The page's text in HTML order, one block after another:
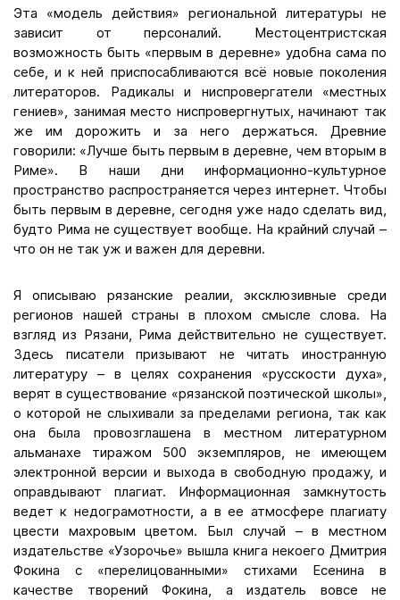
Эта «модель действия» региональной литературы не
зависит от персоналий. Местоцентристская
возможность быть «первым в деревне» удобна сама по
себе, и к ней приспосабливаются всё новые поколения
литераторов. Радикалы и ниспровергатели «местных
гениев», занимая место ниспровергнутых, начинают так
же им дорожить и за него держаться. Древние
говорили: «Лучше быть первым в деревне, чем вторым в
Риме». В наши дни информационно-культурное
пространство распространяется через интернет. Чтобы
быть первым в деревне, сегодня уже надо сделать вид,
будто Рима не существует вообще. На крайний случай –
что он не так уж и важен для деревни.
Я описываю рязанские реалии, эксклюзивные среди
регионов нашей страны в плохом смысле слова. На
взгляд из Рязани, Рима действительно не существует.
Здесь писатели призывают не читать иностранную
литературу – в целях сохранения «русскости духа»,
верят в существование «рязанской поэтической школы»,
о которой не слыхивали за пределами региона, так как
она была провозглашена в местном литературном
альманахе тиражом 500 экземпляров, не имеющем
электронной версии и выхода в свободную продажу, и
оправдывают плагиат. Информационная замкнутость
ведет к недограмотности, а в ее атмосфере плагиату
цвести махровым цветом. Был случай – в местном
издательстве «Узорочье» вышла книга некоего Дмитрия
Фокина с «перелицованными» стихами Есенина в
качестве творений Фокина, а издатель вовсе не